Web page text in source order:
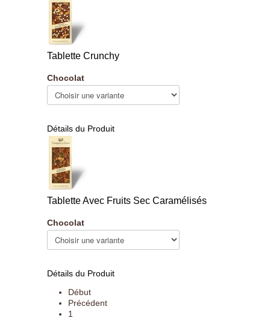
Tablette Crunchy
Chocolat
Détails du Produit
Tablette Avec Fruits Sec Caramélisés
Chocolat
Détails du Produit
Début
Précédent
1